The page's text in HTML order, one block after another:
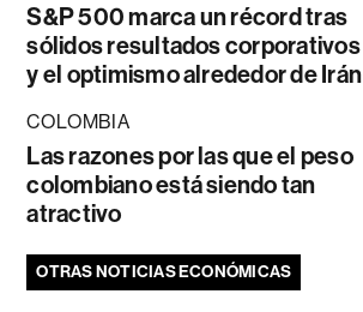
S&P 500 marca un récord tras
sólidos resultados corporativos
y el optimismo alrededor de Irán
COLOMBIA
Las razones por las que el peso
colombiano está siendo tan
atractivo
OTRAS NOTICIAS ECONÓMICAS